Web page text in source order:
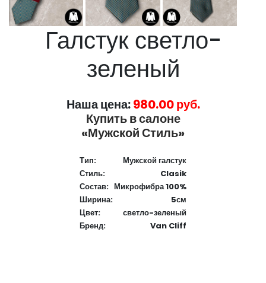
Галстук светло-
зеленый
Наша цена:980.00 руб.
Купить в салоне
«Мужской Стиль»
Тип:
Мужской галстук
Стиль:
Clasik
Состав: Микрофибра 100%
Ширина:
5см
Цвет:
светло-зеленый
Бренд:
Van Cliff